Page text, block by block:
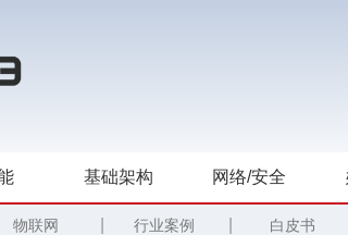
基础架构 网络/安全
物联网 行业案例 白皮书